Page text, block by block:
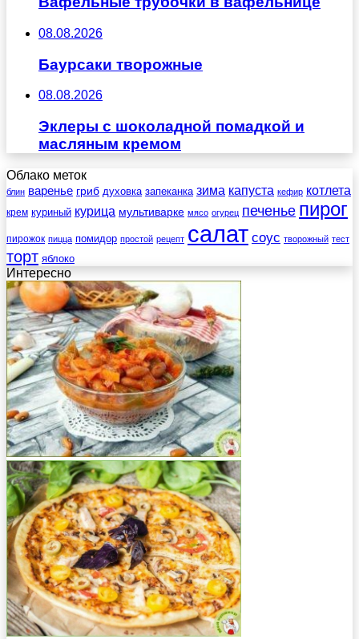
08.08.2026
Баурсаки творожные
08.08.2026
Эклеры с шоколадной помадкой и
масляным кремом
Облако меток
блин варенье гриб духовка запеканка зима капуста кефир котлета
крем куриный курица мультиварке мясо огурец печенье пирог
пирожок пицца помидор простой рецепт салат соус творожный тест
торт яблоко
Интересно